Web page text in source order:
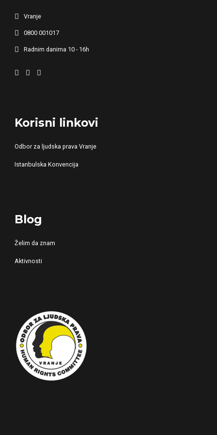
Vranje
0800 001017
Radnim danima 10 - 16h
Korisni linkovi
Odbor za ljudska prava Vranje
Istanbulska Konvencija
Blog
Želim da znam
Aktivnosti